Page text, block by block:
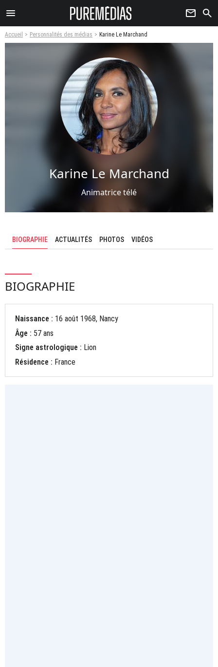
menu newsletter search
Accueil Personnalités des médias Karine Le Marchand
Karine Le Marchand
Animatrice télé
BIOGRAPHIE ACTUALITÉS PHOTOS VIDÉOS
BIOGRAPHIE
Naissance : 16 août 1968, Nancy
Âge : 57 ans
Signe astrologique : Lion
Résidence : France